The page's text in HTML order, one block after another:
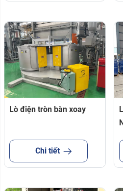
Lò điện tròn bàn xoay
Chi tiết